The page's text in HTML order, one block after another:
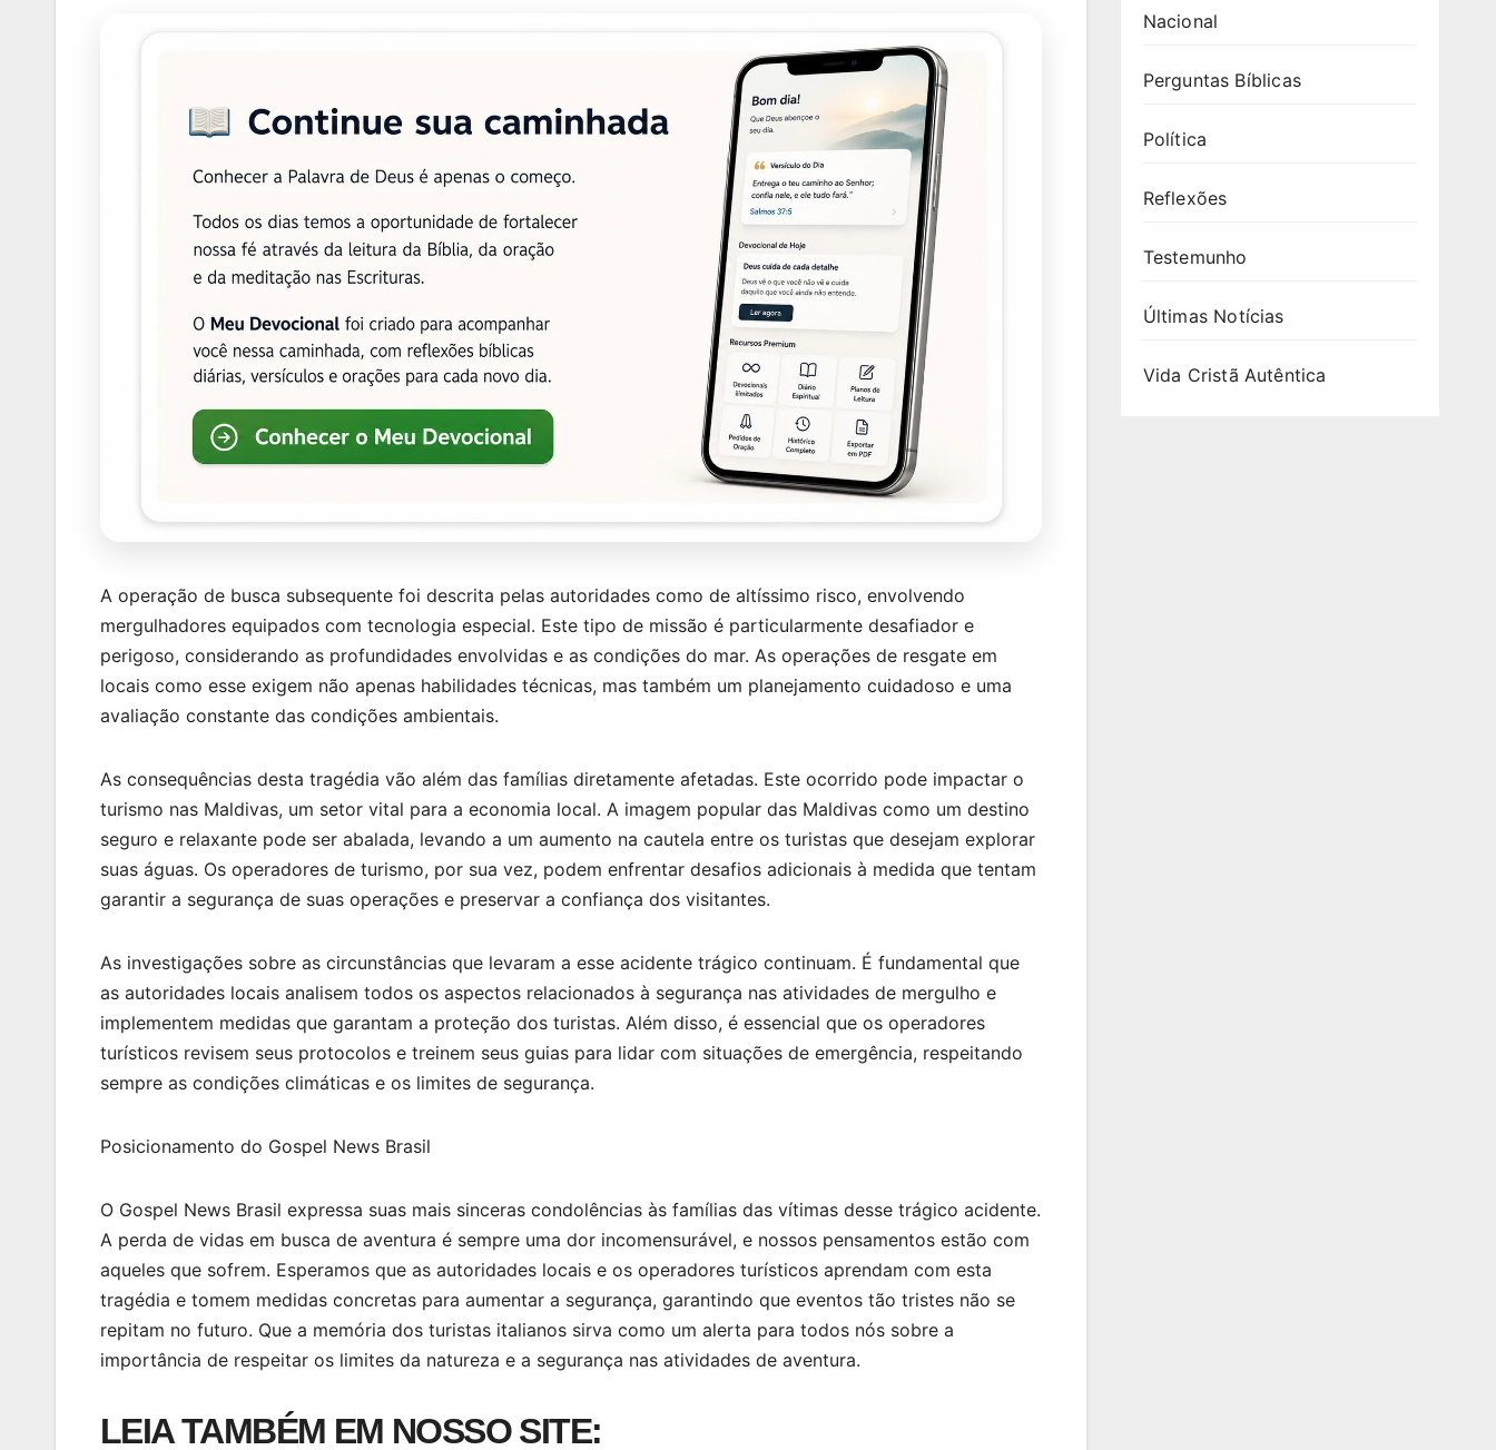
A operação de busca subsequente foi descrita pelas autoridades como de altíssimo risco, envolvendo
mergulhadores equipados com tecnologia especial. Este tipo de missão é particularmente desafiador e
perigoso, considerando as profundidades envolvidas e as condições do mar. As operações de resgate em
locais como esse exigem não apenas habilidades técnicas, mas também um planejamento cuidadoso e uma
avaliação constante das condições ambientais.
As consequências desta tragédia vão além das famílias diretamente afetadas. Este ocorrido pode impactar o
turismo nas Maldivas, um setor vital para a economia local. A imagem popular das Maldivas como um destino
seguro e relaxante pode ser abalada, levando a um aumento na cautela entre os turistas que desejam explorar
suas águas. Os operadores de turismo, por sua vez, podem enfrentar desafios adicionais à medida que tentam
garantir a segurança de suas operações e preservar a confiança dos visitantes.
As investigações sobre as circunstâncias que levaram a esse acidente trágico continuam. É fundamental que
as autoridades locais analisem todos os aspectos relacionados à segurança nas atividades de mergulho e
implementem medidas que garantam a proteção dos turistas. Além disso, é essencial que os operadores
turísticos revisem seus protocolos e treinem seus guias para lidar com situações de emergência, respeitando
sempre as condições climáticas e os limites de segurança.
Posicionamento do Gospel News Brasil
O Gospel News Brasil expressa suas mais sinceras condolências às famílias das vítimas desse trágico acidente.
A perda de vidas em busca de aventura é sempre uma dor incomensurável, e nossos pensamentos estão com
aqueles que sofrem. Esperamos que as autoridades locais e os operadores turísticos aprendam com esta
tragédia e tomem medidas concretas para aumentar a segurança, garantindo que eventos tão tristes não se
repitam no futuro. Que a memória dos turistas italianos sirva como um alerta para todos nós sobre a
importância de respeitar os limites da natureza e a segurança nas atividades de aventura.
LEIA TAMBÉM EM NOSSO SITE:
Nacional
Perguntas Bíblicas
Política
Reflexões
Testemunho
Últimas Notícias
Vida Cristã Autêntica